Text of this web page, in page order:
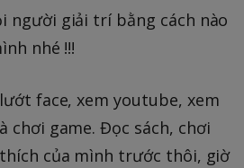
người giải trí bằng cách nào
nhé !!!
face, xem youtube, xem
chơi game. Đọc sách, chơi
của mình trước thôi, giờ